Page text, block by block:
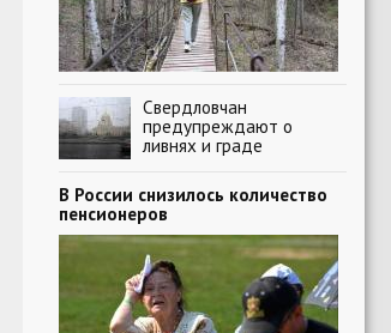
Свердловчан
предупреждают о
ливнях и граде
В России снизилось количество
пенсионеров